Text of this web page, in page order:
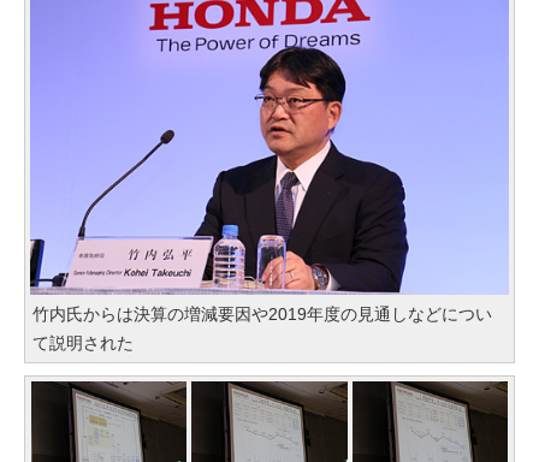
竹内氏からは決算の増減要因や2019年度の見通しなどについ
て説明された